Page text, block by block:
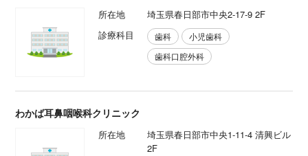
所在地
埼玉県春日部市中央2-17-9 2F
診療科目
歯科
小児歯科
歯科口腔外科
わかば耳鼻咽喉科クリニック
所在地
埼玉県春日部市中央1-11-4 清興ビル
2F